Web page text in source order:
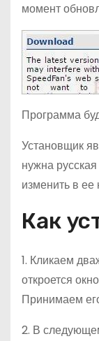
момент
Программа
Установщик
нужна
изменить в ее
Как
1. Кликаем
откроется
Принимаем
2. В